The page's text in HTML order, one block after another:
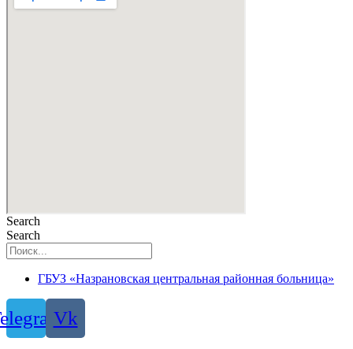
Search
Search
ГБУЗ «Назрановская центральная районная больница»
Vk